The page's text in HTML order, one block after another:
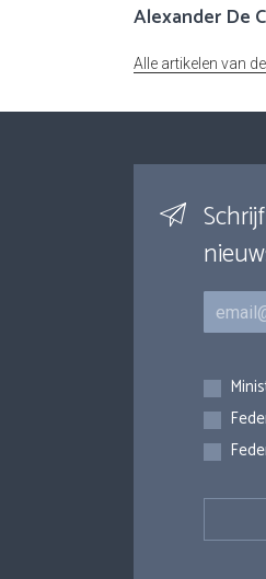
Alexander De
Alle artikelen van
E-mail